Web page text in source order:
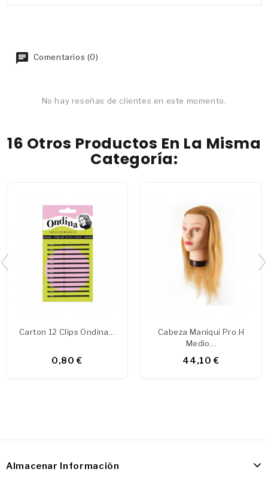
Comentarios (0)
No hay reseñas de clientes en este momento.
16 Otros Productos En La Misma
Categoría:
Carton 12 Clips Ondina...
0,80 €
Cabeza Maniqui Pro H
Medio...
44,10 €
Almacenar Información